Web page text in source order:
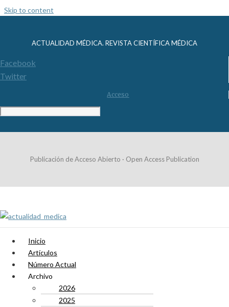
Skip to content
ACTUALIDAD MÉDICA. REVISTA CIENTÍFICA MÉDICA
Facebook
Twitter
Acceso
Publicación de Acceso Abierto · Open Access Publication
Inicio
Artículos
Número Actual
Archivo
2026
2025